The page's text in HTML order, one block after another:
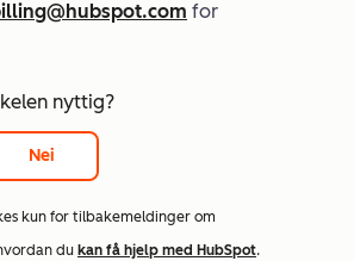
for
nyttig?
Nei
kun for tilbakemeldinger om
du kan få hjelp med HubSpot.